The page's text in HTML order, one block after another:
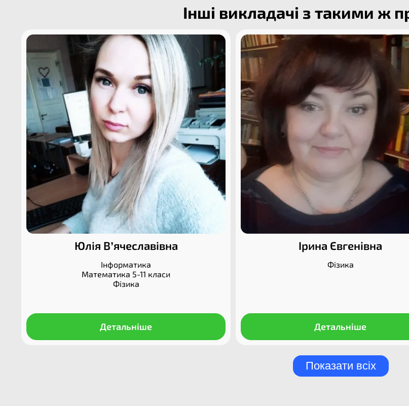
Інші викладачі з такими ж
Юлія В’ячеславівна
Інформатика
Математика 5-11 класи
Фізика
Детальніше
Ірина Євгенівна
Фізика
Детальніше
Показати всіх